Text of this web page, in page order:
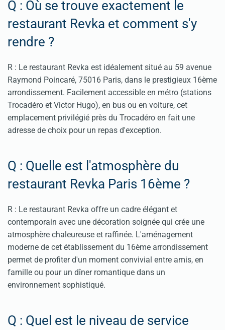
Q : Où se trouve exactement le
restaurant Revka et comment s'y
rendre ?
R : Le restaurant Revka est idéalement situé au 59 avenue
Raymond Poincaré, 75016 Paris, dans le prestigieux 16ème
arrondissement. Facilement accessible en métro (stations
Trocadéro et Victor Hugo), en bus ou en voiture, cet
emplacement privilégié près du Trocadéro en fait une
adresse de choix pour un repas d'exception.
Q : Quelle est l'atmosphère du
restaurant Revka Paris 16ème ?
R : Le restaurant Revka offre un cadre élégant et
contemporain avec une décoration soignée qui crée une
atmosphère chaleureuse et raffinée. L'aménagement
moderne de cet établissement du 16ème arrondissement
permet de profiter d'un moment convivial entre amis, en
famille ou pour un dîner romantique dans un
environnement sophistiqué.
Q : Quel est le niveau de service